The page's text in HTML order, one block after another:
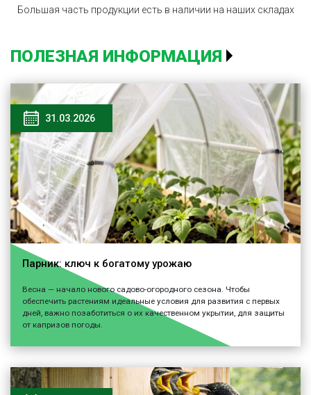
Большая часть продукции есть в наличии на наших складах
ПОЛЕЗНАЯ ИНФОРМАЦИЯ
31.03.2026
Парник: ключ к богатому урожаю
Весна — начало нового садово-огородного сезона. Чтобы
обеспечить растениям идеальные условия для развития с первых
дней, важно позаботиться о их качественном укрытии, для защиты
от капризов погоды.